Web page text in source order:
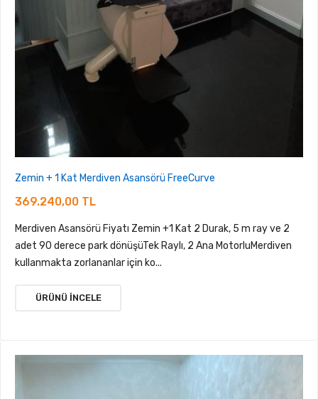
Zemin + 1 Kat Merdiven Asansörü FreeCurve
369.240,00 TL
Merdiven Asansörü Fiyatı Zemin +1 Kat 2 Durak, 5 m ray ve 2
adet 90 derece park dönüşüTek Raylı, 2 Ana MotorluMerdiven
kullanmakta zorlananlar için ko...
ÜRÜNÜ İNCELE